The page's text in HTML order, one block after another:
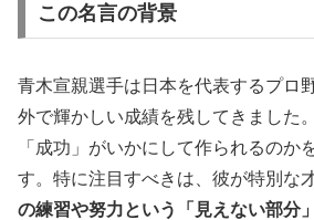
この名言の背景
青木宣親選手は日本を代表するプロ
外で輝かしい成績を残してきました
「成功」がいかにして作られるのか
す。特に注目すべきは、彼が特別な
の練習や努力という「見えない部分」